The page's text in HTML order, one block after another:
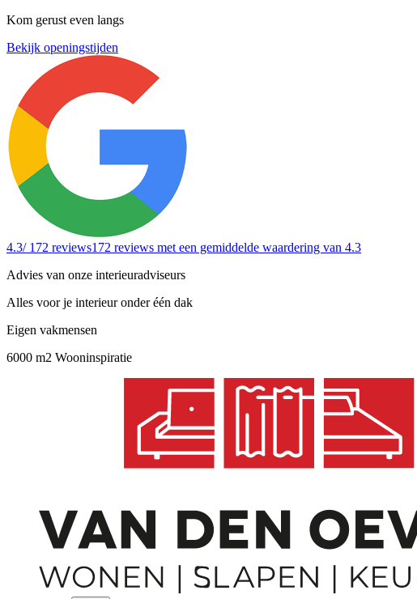
Kom gerust even langs
Bekijk openingstijden
4.3/ 172 reviews172 reviews met een gemiddelde waardering van 4.3
Advies van onze interieuradviseurs
Alles voor je interieur onder één dak
Eigen vakmensen
6000 m2 Wooninspiratie